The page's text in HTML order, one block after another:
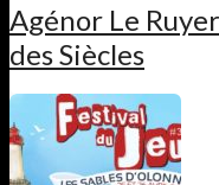
Agénor Le
des Siècles